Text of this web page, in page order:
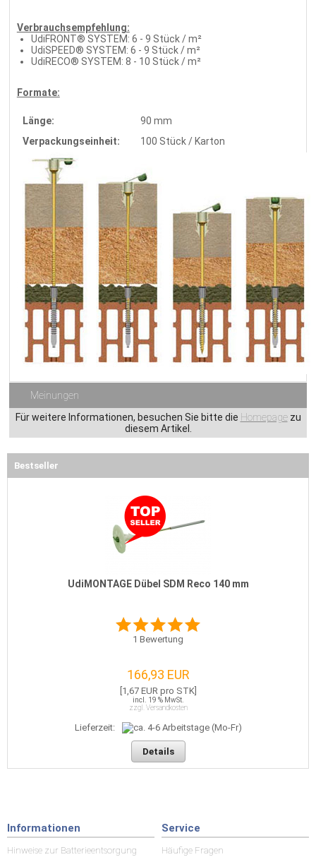
Verbrauchsempfehlung:
UdiFRONT® SYSTEM: 6 - 9 Stück / m²
UdiSPEED® SYSTEM: 6 - 9 Stück / m²
UdiRECO® SYSTEM: 8 - 10 Stück / m²
Formate:
Länge:
90 mm
Verpackungseinheit:
100 Stück / Karton
Meinungen
Für weitere Informationen, besuchen Sie bitte die Homepagezu
diesem Artikel.
Bestseller
UdiMONTAGE Dübel SDM Reco 140 mm
1 Bewertung
166,93 EUR
[1,67 EUR pro STK]
incl. 19 % MwSt.
zzgl. Versandkosten
Lieferzeit:
Details
Informationen
Hinweise zur Batterieentsorgung
Service
Häufige Fragen